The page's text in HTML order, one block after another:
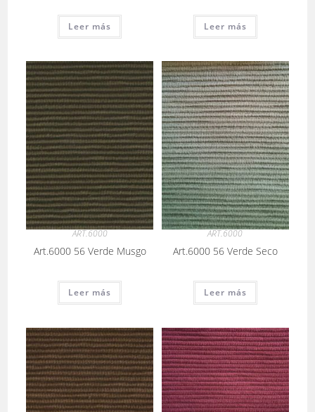
Leer más Leer más
ART.6000
Art.6000 56 Verde Musgo
Leer más
ART.6000
Art.6000 56 Verde Seco
Leer más